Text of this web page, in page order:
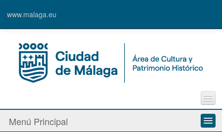
www.malaga.eu
Contacto
Quejas y Sugerencias
Menú Principal